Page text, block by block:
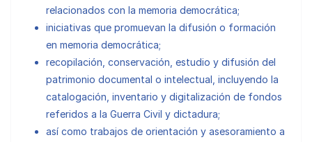
relacionados con la memoria democrática;
iniciativas que promuevan la difusión o formación
en memoria democrática;
recopilación, conservación, estudio y difusión del
patrimonio documental o intelectual, incluyendo la
catalogación, inventario y digitalización de fondos
referidos a la Guerra Civil y dictadura;
así como trabajos de orientación y asesoramiento a